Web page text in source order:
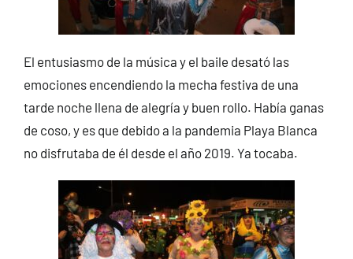
El entusiasmo de la música y el baile desató las
emociones encendiendo la mecha festiva de una
tarde noche llena de alegría y buen rollo. Había ganas
de coso, y es que debido a la pandemia Playa Blanca
no disfrutaba de él desde el año 2019. Ya tocaba.